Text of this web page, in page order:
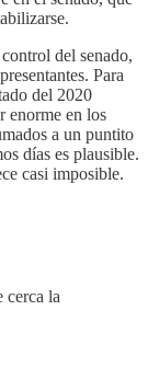
del senado,
Para
del 2020
enorme en los
a un puntito
días es plausible.
casi imposible.
cerca la